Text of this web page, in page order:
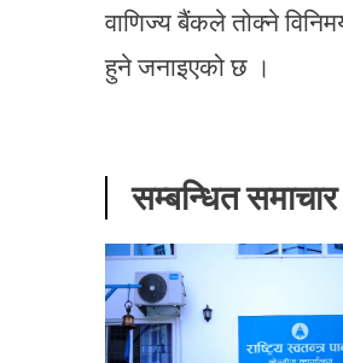
वाणिज्य बैंकले तोक्ने
हुने जनाइएको छ ।
सम्बन्धित समाचार